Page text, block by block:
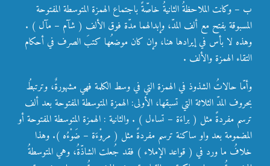
ب – وكانت الملاحظةُ الثانيةُ خاصّةً باجتماع الهمزة المتوسطة المفتوحة
المسبوقة بفتح مع ألف المدّ، وإبدالهما مدّة فوق الألف ( شآم – مآل ) .
وهذه لا بأس في إيرادها هنا، وإن كان موضعُها كتبَ الصرف في أحكام
التقاء الهمزة والألف .
وأمّا حالاتُ الشذوذ في الهمزة التي في وسط الكلمة فهي مشهورةٌ، وترتبطُ
بحروف المدّ الثلاثة التي تسبقها، الأولى: الهمزة المتوسطة المفتوحة بعد ألف
ترسم مفردةً مثل ( براءَة – تساءل ) . والثانية : الهمزة المتوسطة المفتوحة أو
المضمومة بعد واو ساكنة ترسم مفردةً مثل ( مروْءَة – ضَوْءُه ). وهذا
خلافُ ما ورد في ( قواعد الإملاء ) فقد جُعلت الشاذّةُ، وهي المتوسطةُ